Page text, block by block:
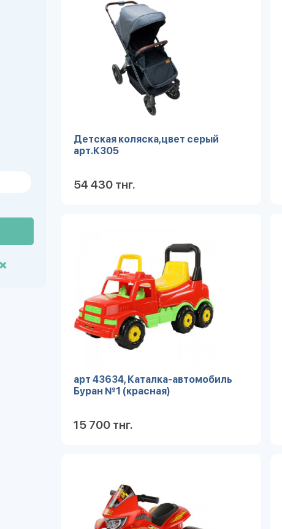
Детская коляска,цвет серый
арт.К305
54 430 тнг.
арт 43634, Каталка-автомобиль
Буран №1 (красная)
15 700 тнг.